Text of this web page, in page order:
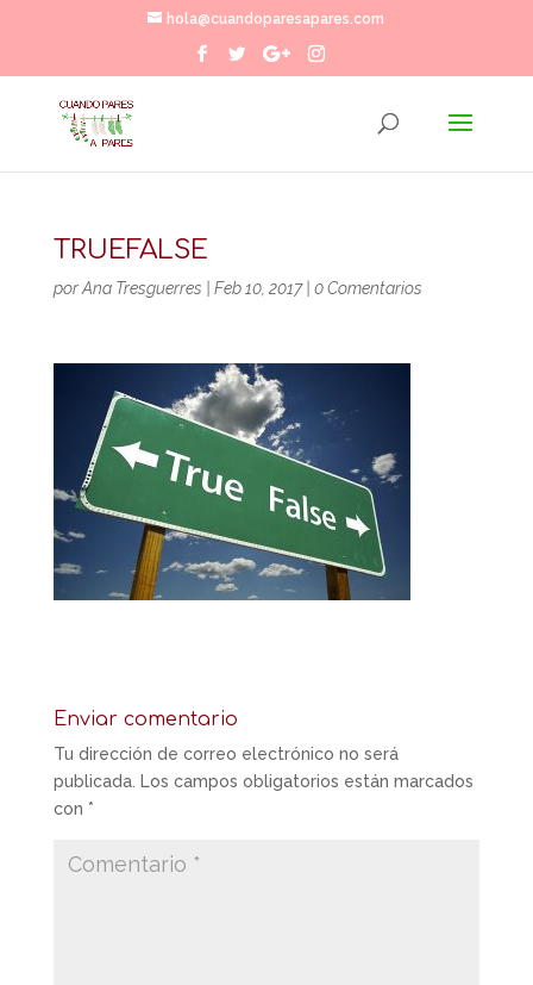
hola@cuandoparesapares.com
TRUEFALSE
porAna Tresguerres Feb 10, 2017| 0 Comentarios
Enviar comentario
Tu dirección de correo electrónico no será
publicada. Los campos obligatorios están marcados
con *